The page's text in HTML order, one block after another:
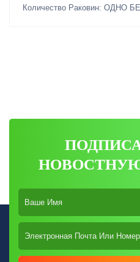
Количество Раковин: ОДНО